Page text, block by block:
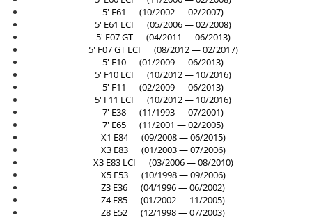
Scut motor
Spălător far
Suport aripa
Suport radiator
Traversa
Usa fată
Usa spate
5' E61 (10/2002 — 02/2007)
5' E61 LCI (05/2006 — 02/2008)
5' F07 GT (04/2011 — 06/2013)
5' F07 GT LCI (08/2012 — 02/2017)
5' F10 (01/2009 — 06/2013)
5' F10 LCI (10/2012 — 10/2016)
5' F11 (02/2009 — 06/2013)
5' F11 LCI (10/2012 — 10/2016)
7' E38 (11/1993 — 07/2001)
7' E65 (11/2001 — 02/2005)
X1 E84 (09/2008 — 06/2015)
X3 E83 (01/2003 — 07/2006)
X3 E83 LCI (03/2006 — 08/2010)
X5 E53 (10/1998 — 09/2006)
Z3 E36 (04/1996 — 06/2002)
Z4 E85 (01/2002 — 11/2005)
Z8 E52 (12/1998 — 07/2003)